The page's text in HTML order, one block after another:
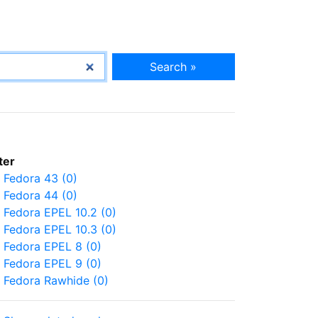
Search »
Fedora 43 (0)
Fedora 44 (0)
Fedora EPEL 10.2 (0)
Fedora EPEL 10.3 (0)
Fedora EPEL 8 (0)
Fedora EPEL 9 (0)
Fedora Rawhide (0)